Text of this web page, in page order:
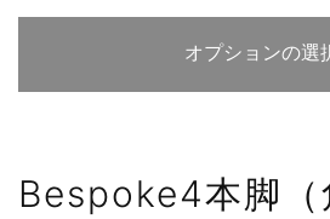
オプションの選
Bespoke4本脚（